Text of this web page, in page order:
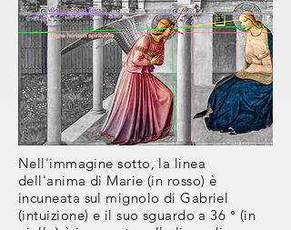
Nell'immagine sotto, la linea
dell'anima di Marie (in rosso) è
incuneata sul mignolo di Gabriel
(intuizione) e il suo sguardo a 36 ° (in